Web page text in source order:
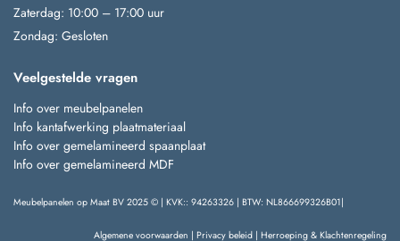
Zaterdag: 10:00 – 17:00 uur
Zondag: Gesloten
Veelgestelde vragen
Info over meubelpanelen
Info kantafwerking plaatmateriaal
Info over gemelamineerd spaanplaat
Info over gemelamineerd MDF
Meubelpanelen op Maat BV 2025 © | KVK:: 94263326 | BTW: NL866699326B01|
Algemene voorwaarden | Privacy beleid | Herroeping & Klachtenregeling